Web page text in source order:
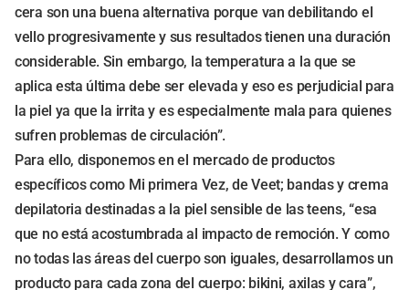
cera son una buena alternativa porque van debilitando el
vello progresivamente y sus resultados tienen una duración
considerable. Sin embargo, la temperatura a la que se
aplica esta última debe ser elevada y eso es perjudicial para
la piel ya que la irrita y es especialmente mala para quienes
sufren problemas de circulación”.
Para ello, disponemos en el mercado de productos
específicos como Mi primera Vez, de Veet; bandas y crema
depilatoria destinadas a la piel sensible de las teens, “esa
que no está acostumbrada al impacto de remoción. Y como
no todas las áreas del cuerpo son iguales, desarrollamos un
producto para cada zona del cuerpo: bikini, axilas y cara”,